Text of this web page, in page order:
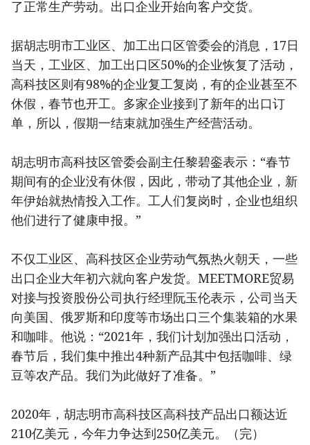
了正常生产劳动。出口企业开始向客户交货。
据胡志明市工业区、加工出口区管委会的消息，17日
当天，工业区、加工出口区50%的企业恢复了活动，
高科技区则有98%的企业复工复岗，有的企业甚至不
休假，春节也开工。多家企业接到了新年的出口订
单，所以，假期一结束就加强生产经营活动。
胡志明市高科技区管委会副主任黎碧銮表示：“春节
期间有的企业没有休假，因此，带动了其他企业，新
年伊始就热情投入工作。工人们复岗时，企业也组织
他们进行了健康申报。”
不仅工业区、高科技区企业劳动气氛热火朝天，一些
出口企业大年初六就向客户发货。MEETMORE贸易
对接与投资股份公司执行经理阮玉伦表示，公司当天
向美国、俄罗斯和印度等市场出口三个集装箱的水果
和咖啡。他说：“2021年，我们计划加强出口活动，
春节后，我们集中推出4种新产品其中包括咖啡、绿
豆等农产品。我们为此做好了准备。”
2020年，胡志明市高科技区高科技产品出口额达近
210亿美元，今年力争达到250亿美元。（完）